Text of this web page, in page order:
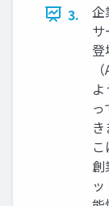
3.
企
登